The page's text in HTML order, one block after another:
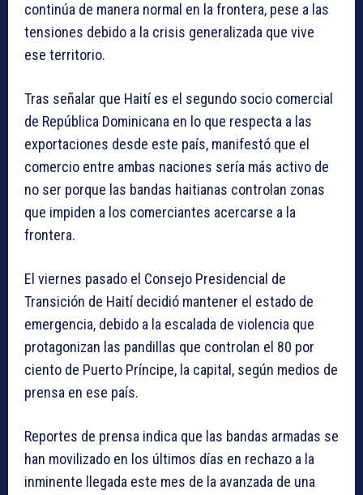
continúa de manera normal en la frontera, pese a las
tensiones debido a la crisis generalizada que vive
ese territorio.
Tras señalar que Haití es el segundo socio comercial
de República Dominicana en lo que respecta a las
exportaciones desde este país, manifestó que el
comercio entre ambas naciones sería más activo de
no ser porque las bandas haitianas controlan zonas
que impiden a los comerciantes acercarse a la
frontera.
El viernes pasado el Consejo Presidencial de
Transición de Haití decidió mantener el estado de
emergencia, debido a la escalada de violencia que
protagonizan las pandillas que controlan el 80 por
ciento de Puerto Príncipe, la capital, según medios de
prensa en ese país.
Reportes de prensa indica que las bandas armadas se
han movilizado en los últimos días en rechazo a la
inminente llegada este mes de la avanzada de una